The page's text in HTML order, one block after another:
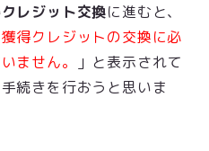
レジット交換に進むと、
獲得クレジットの交換に必
ません。
」と表示されて
続きを行おうと思いま